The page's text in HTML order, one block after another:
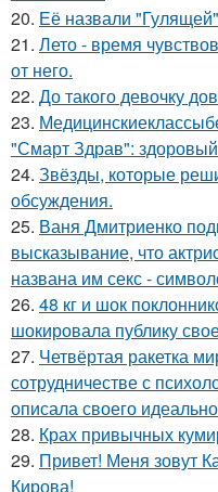
20. Её назвали
21. Лето - время
от него.
22. До такого девочку
23.
"Смарт Здрав":
24. Звёзды, которые
обсуждения.
25. Ваня Дмитриенко
высказывание, что
названа им секс -
26. 48 кг и шок
шокировала публику
27. Четвёртая ракетка
сотрудничестве с
описала своего
28. Крах привычных
29. Привет! Меня зовут
Кирова!